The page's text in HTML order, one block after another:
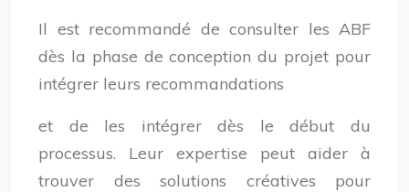
Il est recommandé de consulter les ABF
dès la phase de conception du projet pour
intégrer leurs recommandations
et de les intégrer dès le début du
processus. Leur expertise peut aider à
trouver des solutions créatives pour